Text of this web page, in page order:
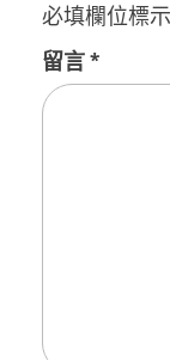
必填欄位標
留言*